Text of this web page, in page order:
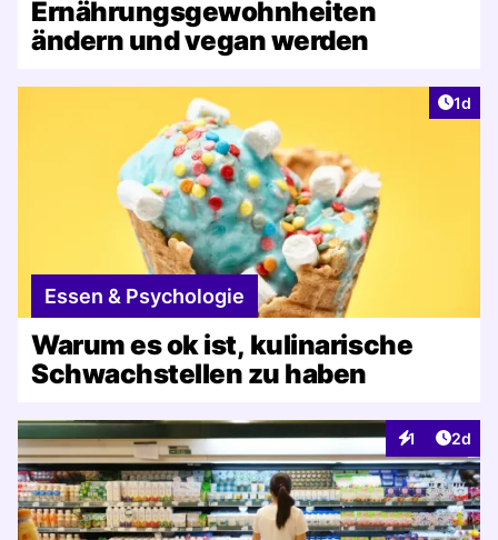
Ernährungsgewohnheiten
ändern und vegan werden
1d
Essen & Psychologie
Warum es ok ist, kulinarische
Schwachstellen zu haben
1
Interaktionen
2d